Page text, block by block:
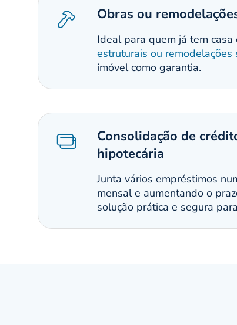
Obras ou
Ideal para quem já tem casa
estruturais ou remodelações
imóvel como garantia.
Consolidação de
hipotecária
Junta vários empréstimos
mensal e aumentando o
solução prática e segura